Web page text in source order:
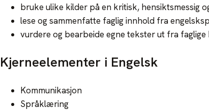
bruke ulike kilder på en kritisk, hensiktsmessig
lese og sammenfatte faglig innhold fra
vurdere og bearbeide egne tekster ut fra
Kjerneelementer i Engelsk
Kommunikasjon
Språklæring